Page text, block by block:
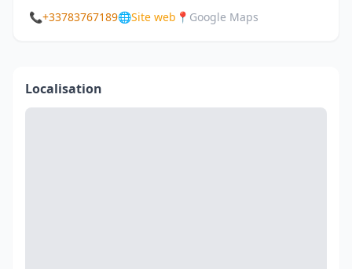
📞+33783767189🌐Site web 📍 Google Maps
Localisation